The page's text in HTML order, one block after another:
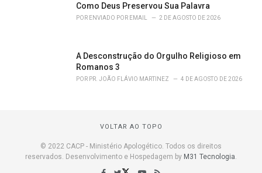
Como Deus Preservou Sua Palavra
POR ENVIADO POR EMAIL 2 DE AGOSTO DE 2026
A Desconstrução do Orgulho Religioso em
Romanos 3
POR PR. JOÃO FLÁVIO MARTINEZ 4 DE AGOSTO DE 2026
VOLTAR AO TOPO
© 2022 CACP - Ministério Apologético. Todos os direitos
reservados. Desenvolvimento e Hospedagem by M31 Tecnologia.